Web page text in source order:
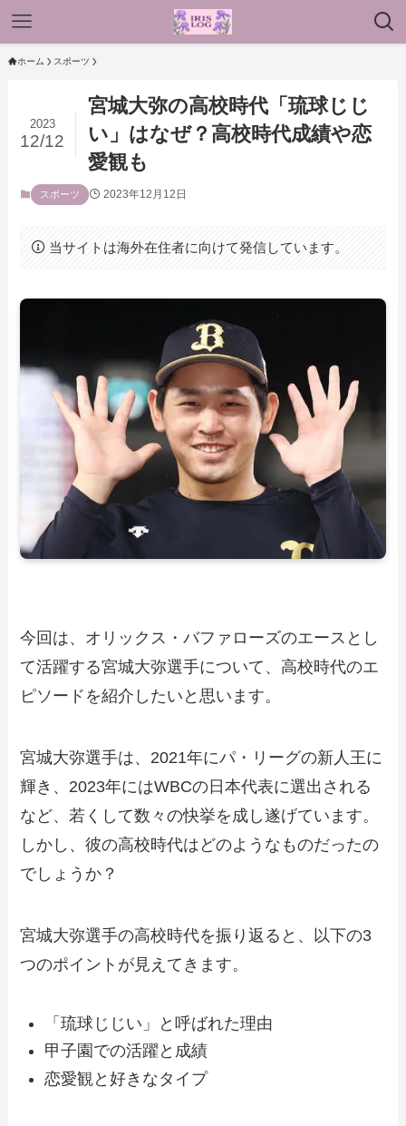
ホーム スポーツ
宮城大弥の高校時代「琉球じじ
い」はなぜ？高校時代成績や恋
愛観も
2023
12/12
スポーツ 2023年12月12日
当サイトは海外在住者に向けて発信しています。
今回は、オリックス・バファローズのエースとし
て活躍する宮城大弥選手について、高校時代のエ
ピソードを紹介したいと思います。
宮城大弥選手は、2021年にパ・リーグの新人王に
輝き、2023年にはWBCの日本代表に選出される
など、若くして数々の快挙を成し遂げています。
しかし、彼の高校時代はどのようなものだったの
でしょうか？
宮城大弥選手の高校時代を振り返ると、以下の3
つのポイントが見えてきます。
「琉球じじい」と呼ばれた理由
甲子園での活躍と成績
恋愛観と好きなタイプ